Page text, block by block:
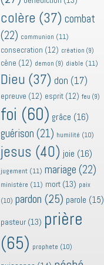
colère (37) combat
(22) communion (11)
consecration (12) création (9)
cène (12) demon (9) diable (11)
Dieu (37) don (17)
epreuve (12) esprit (12) feu (9)
foi (60) grâce (16)
guérison (21) humilité (10)
jesus (40) joie (16)
jugement (11) mariage (22)
ministère (11) mort (13) paix
(10) pardon (25) parole (15)
pasteur (13) prière
(65) prophete (10)